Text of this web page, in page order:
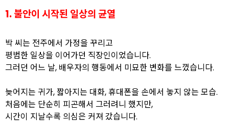
1. 불안이 시작된 일상의 균열
박 씨는 전주에서 가정을 꾸리고
평범한 일상을 이어가던 직장인이었습니다.
그러던 어느 날, 배우자의 행동에서 미묘한 변화를 느꼈습니다.
늦어지는 귀가, 짧아지는 대화, 휴대폰을 손에서 놓지 않는 모습.
처음에는 단순히 피곤해서 그러려니 했지만,
시간이 지날수록 의심은 커져 갔습니다.